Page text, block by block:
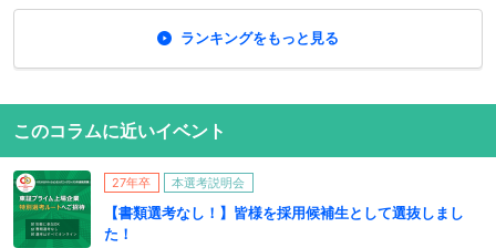
ランキングをもっと見る
このコラムに近いイベント
27年卒 本選考説明会
【書類選考なし！】皆様を採用候補生として選抜しまし
た！